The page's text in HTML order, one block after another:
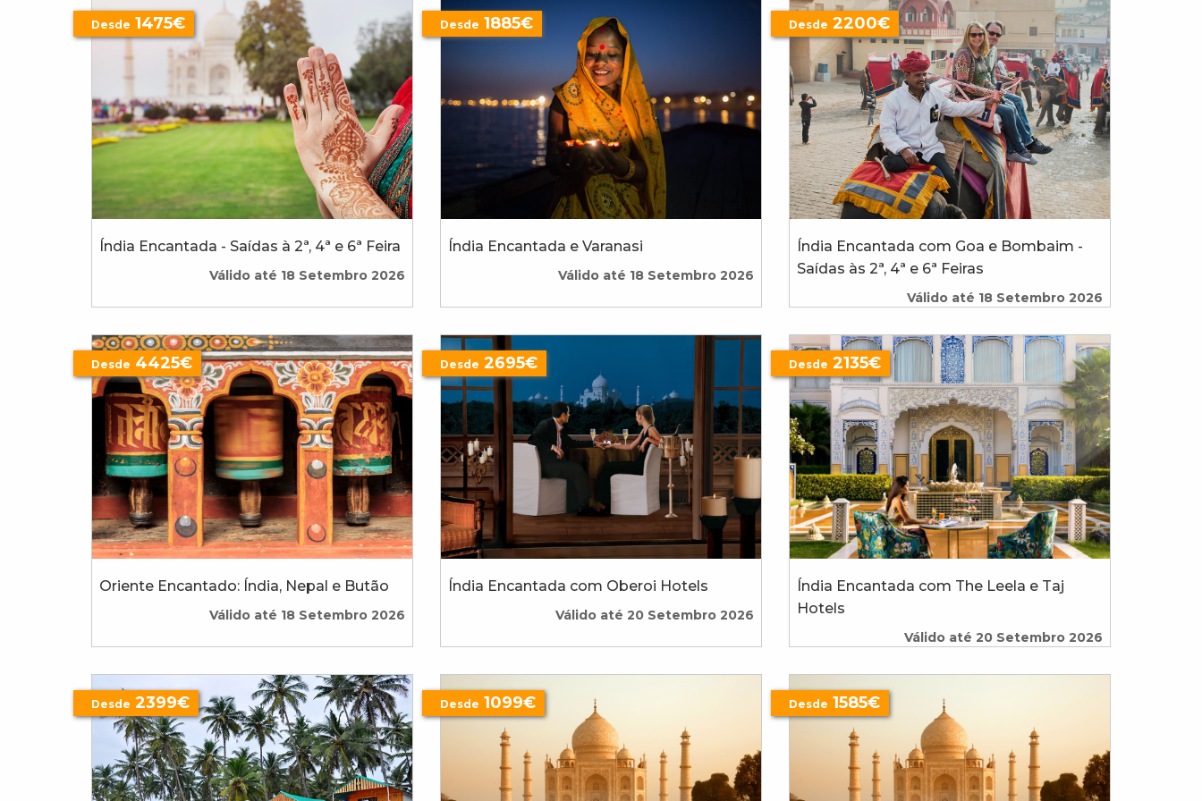
Índia Encantada - Saídas à 2ª, 4ª e 6ª Feira
Desde 1475€
Válido até 18 Setembro 2026
Índia Encantada e Varanasi
Desde 1885€
Válido até 18 Setembro 2026
Índia Encantada com Goa e Bombaim -
Saídas às 2ª, 4ª e 6ª Feiras
Desde 2200€
Válido até 18 Setembro 2026
Oriente Encantado: Índia, Nepal e Butão
Desde 4425€
Válido até 18 Setembro 2026
Índia Encantada com Oberoi Hotels
Desde 2695€
Válido até 20 Setembro 2026
Índia Encantada com The Leela e Taj
Hotels
Desde 2135€
Válido até 20 Setembro 2026
Desde 2399€ Desde 1099€ Desde 1585€